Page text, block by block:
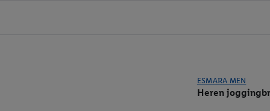
ESMARA MEN
Heren